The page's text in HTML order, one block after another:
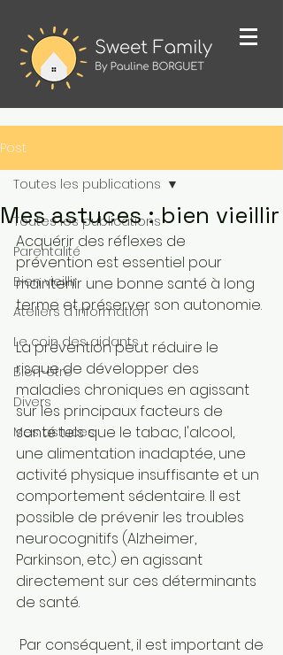
Post
Toutes les publications
Parentalité
Bien vieillir
Ateliers d'information
Le coin des aidants
Bien-être
Divers
Mes astuces
Toutes les publications
Mes astuces : bien vieillir
Acquérir des réflexes de
prévention est essentiel pour
maintenir une bonne santé à long
terme et préserver son autonomie.
La prévention peut réduire le
risque de développer des
maladies chroniques en agissant
sur les principaux facteurs de
santé tels que le tabac, l'alcool,
une alimentation inadaptée, une
activité physique insuffisante et un
comportement sédentaire. Il est
possible de prévenir les troubles
neurocognitifs (Alzheimer,
Parkinson, etc.) en agissant
directement sur ces déterminants
de santé.